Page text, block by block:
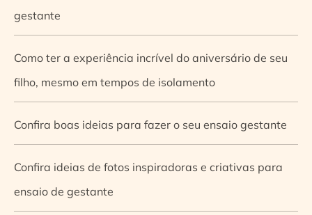
gestante
Como ter a experiência incrível do aniversário de seu
filho, mesmo em tempos de isolamento
Confira boas ideias para fazer o seu ensaio gestante
Confira ideias de fotos inspiradoras e criativas para
ensaio de gestante